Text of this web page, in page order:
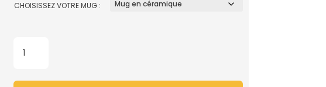
CHOISISSEZ VOTRE MUG :
-